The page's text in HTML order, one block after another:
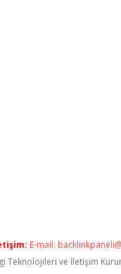
E-mail:
Teknolojileri ve İletişim